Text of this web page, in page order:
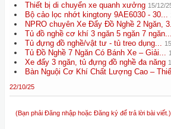
Thiết bị di chuyển xe quanh xưởng 15/12/
Bộ cảo lọc nhớt kingtony 9AE6030 - 30...
NPRO chuyên Xe Đẩy Đồ Nghề 2 Ngăn,
Tủ đồ nghề cơ khí 3 ngăn 5 ngăn 7 ngăn...
Tủ đựng đồ nghề/vật tư - tủ treo dụng...
Tủ Đồ Nghề 7 Ngăn Có Bánh Xe – Giải...
Xe đẩy 3 ngăn, tủ đựng đồ nghề đa năng
Bàn Nguội Cơ Khí Chất Lượng Cao –
22/10/25
(Bạn phải Đăng nhập hoặc Đăng ký để trả lời bài viết.)